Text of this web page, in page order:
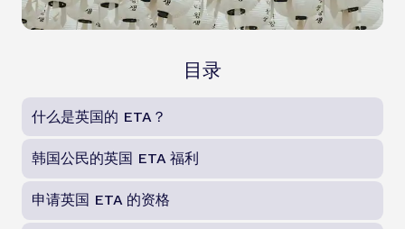
目录
什么是英国的 ETA？
韩国公民的英国 ETA 福利
申请英国 ETA 的资格